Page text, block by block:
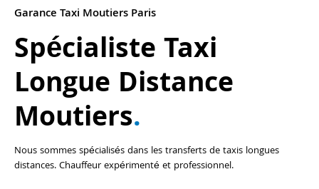
Garance Taxi Moutiers Paris
Spécialiste Taxi
Longue Distance
Moutiers.
Nous sommes spécialisés dans les transferts de taxis longues
distances. Chauffeur expérimenté et professionnel.